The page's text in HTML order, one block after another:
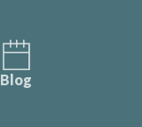
Blog